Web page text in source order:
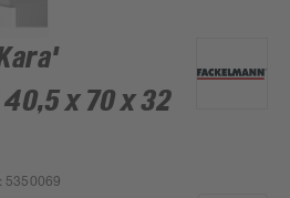
x 70 x 32
: 5350069